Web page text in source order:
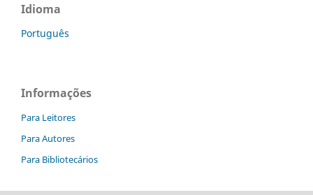
Idioma
Português
Informações
Para Leitores
Para Autores
Para Bibliotecários